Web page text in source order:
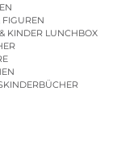
FIGUREN
KINDER LUNCHBOX